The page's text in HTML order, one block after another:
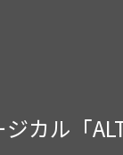
カル「